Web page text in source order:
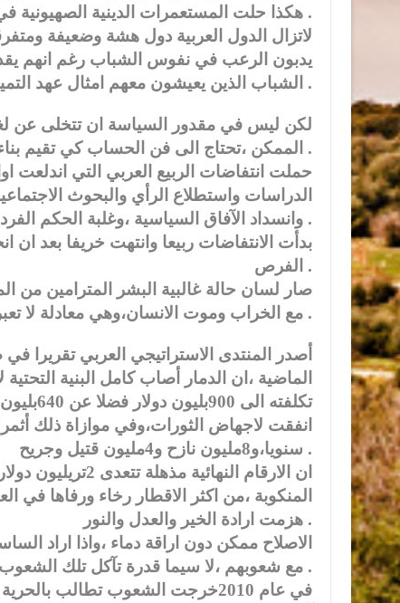
هكذا حلت المستعمرات الدينية الصهيونية في فلسطين محل سلطنة العثمانيين .
يدبون الرعب في نفوس الشباب رغم انهم
الشباب الذين يعيشون معهم امثال عهد التميمي ورفاقها،وان غدا لناظره قريب .
لكن ليس في مقدور السياسة ان تتخلى عن
الممكن ،تحتاج الى فن الحساب كي تقيم بناءهاوالحساب يقضي ،والانفجارات تندلع في اقطار عربية .
الدراسات واستطلاع الرأي والبحوث
وانسداد الآفاق السياسية ،وغلبة الحكم الفردي المطلق الذي انتج منظومة الاستبداد والطغيان .
بدأت الانتفاضات ربيعا وانتهت خريفا بعد
الفرص .
صار لسان حالة غالبية البشر المترامين من
مع الخراب وموت الانسان،وهي معادلة لا تعبر عن الحكمة بقدر ما تفصح عن اليأس الشديد وانحطاط الامل .
الماضية ،ان الدمار أصاب كامل البنية
سنويا،و8مليون نازح و4مليون قتيل وجريح .
ان الارقام
المنكوبة ،من اكثر الاقطار رخاء ورفاها في
هزمت ارادة الخير والعدل والنور .
الاصلاح ممكن دون اراقة دماء ،واذا اراد
مع شعوبهم ،لا سيما قدرة تآكل تلك الشعوب على تسديد فاتورة الفساد .
في عام 2010خرجت الشعوب تطالب